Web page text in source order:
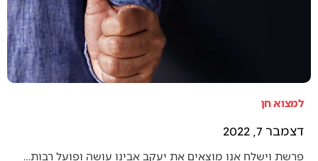
למצוא חן
דצמבר 7, 2022
פרשת וישלח אנו מוצאים את יעקב אבינו עושה ופועל רבות…